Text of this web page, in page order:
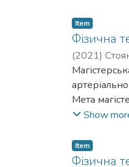
періодах
комплексну
Item
Фізична
(2021)
Мета
грудним
Show
Item
Фізична